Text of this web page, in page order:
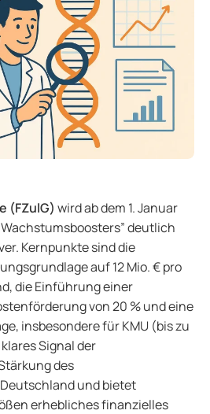
(FZulG) wird ab dem 1. Januar
deutlich
Kernpunkte sind die
auf 12 Mio. € pro
die Einführung einer
von 20 % und eine
insbesondere für KMU (bis zu
Signal der
des
und bietet
erhebliches finanzielles